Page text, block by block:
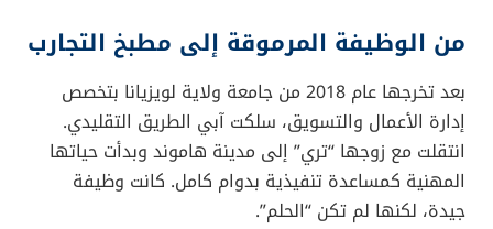
من الوظيفة المرموقة إلى مطبخ التجارب
بعد تخرجها عام 2018 من جامعة ولاية لويزيانا بتخصص
إدارة الأعمال والتسويق، سلكت آبي الطريق التقليدي.
انتقلت مع زوجها “تري” إلى مدينة هاموند وبدأت حياتها
المهنية كمساعدة تنفيذية بدوام كامل. كانت وظيفة
جيدة، لكنها لم تكن “الحلم”.